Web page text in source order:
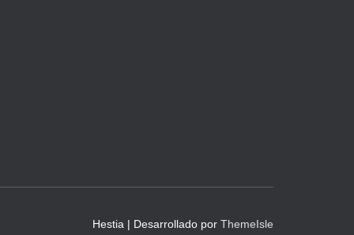
Hestia | Desarrollado por ThemeIsle